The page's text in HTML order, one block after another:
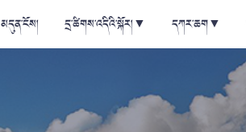
མདུན་ངོས། དྲ་ཚིགས་འདིའི་སྐོར།▼ དཀར་ཆག▼